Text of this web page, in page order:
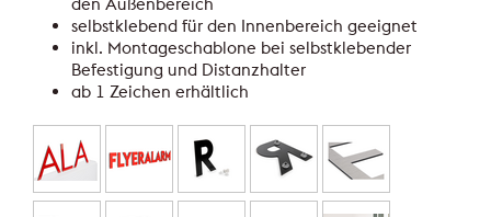
selbstklebend für den Innenbereich geeignet
inkl. Montageschablone bei selbstklebender
Befestigung und Distanzhalter
ab 1 Zeichen erhältlich